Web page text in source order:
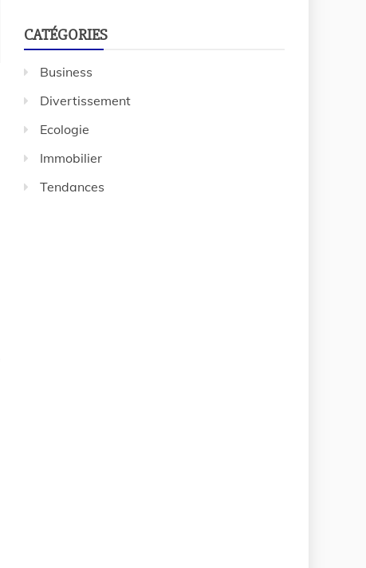
CATÉGORIES
Business
Divertissement
Ecologie
Immobilier
Tendances